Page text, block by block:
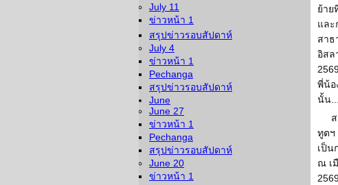
July 11
ข่าวหน้า 1
สรุปข่าวรอบสัปดาห์
July 4
ข่าวหน้า 1
Pechanga
สรุปข่าวรอบสัปดาห์
June
June 27
ข่าวหน้า 1
Pechanga
สรุปข่าวรอบสัปดาห์
June 20
ข่าวหน้า 1
ย้าย
และ
สาธ
อิสล
พี่น้อ
นั้น...
ทูตฯ
เป็น
ณ เ